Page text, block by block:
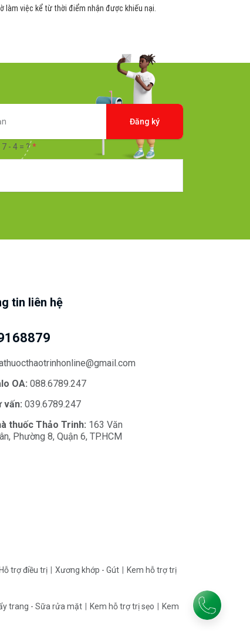
làm việc kể từ thời điểm nhận được khiếu nại.
- 4 = ?
Đăng ký
tin liên hệ
OA: 088.6789.247
vấn: 039.6789.247
thuốc Thảo Trinh: 163 Văn
Phường 8, Quận 6, TP.HCM
Hỗ trợ điều trị Xương khớp - Gút
Kem hỗ trợ trị
trang - Sữa rửa mặt Kem hỗ trợ trị sẹo
Kem